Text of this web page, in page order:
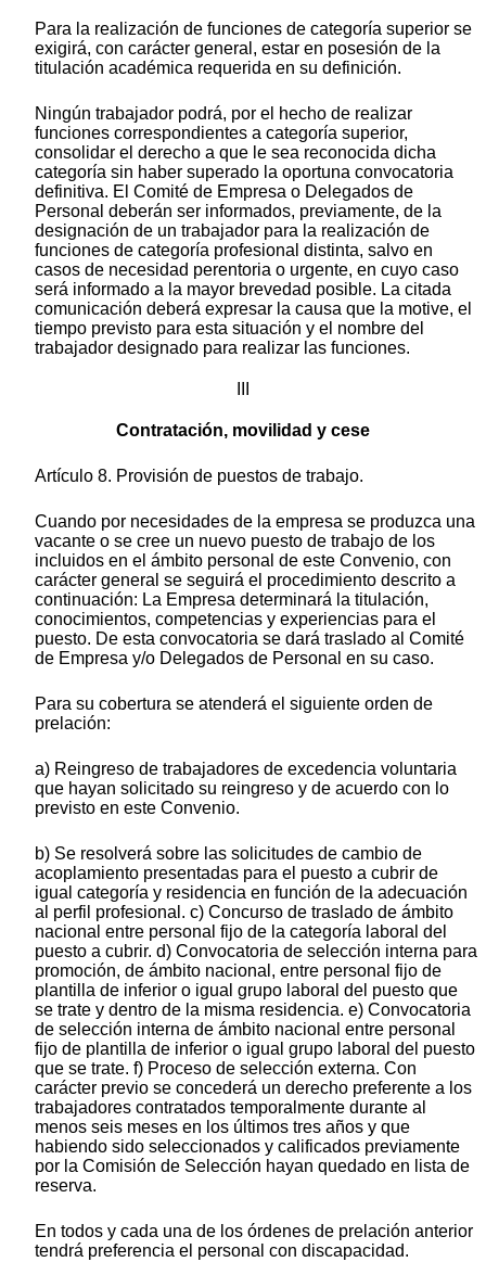
Para la realización de funciones de categoría superior se
exigirá, con carácter general, estar en posesión de la
titulación académica requerida en su definición.
Ningún trabajador podrá, por el hecho de realizar
funciones correspondientes a categoría superior,
consolidar el derecho a que le sea reconocida dicha
categoría sin haber superado la oportuna convocatoria
definitiva. El Comité de Empresa o Delegados de
Personal deberán ser informados, previamente, de la
designación de un trabajador para la realización de
funciones de categoría profesional distinta, salvo en
casos de necesidad perentoria o urgente, en cuyo caso
será informado a la mayor brevedad posible. La citada
comunicación deberá expresar la causa que la motive, el
tiempo previsto para esta situación y el nombre del
trabajador designado para realizar las funciones.
Contratación, movilidad y cese
Artículo 8. Provisión de puestos de trabajo.
Cuando por necesidades de la empresa se produzca una
vacante o se cree un nuevo puesto de trabajo de los
incluidos en el ámbito personal de este Convenio, con
carácter general se seguirá el procedimiento descrito a
continuación: La Empresa determinará la titulación,
conocimientos, competencias y experiencias para el
puesto. De esta convocatoria se dará traslado al Comité
de Empresa y/o Delegados de Personal en su caso.
Para su cobertura se atenderá el siguiente orden de
prelación:
a) Reingreso de trabajadores de excedencia voluntaria
que hayan solicitado su reingreso y de acuerdo con lo
previsto en este Convenio.
b) Se resolverá sobre las solicitudes de cambio de
acoplamiento presentadas para el puesto a cubrir de
igual categoría y residencia en función de la adecuación
al perfil profesional. c) Concurso de traslado de ámbito
nacional entre personal fijo de la categoría laboral del
puesto a cubrir. d) Convocatoria de selección interna para
promoción, de ámbito nacional, entre personal fijo de
plantilla de inferior o igual grupo laboral del puesto que
se trate y dentro de la misma residencia. e) Convocatoria
de selección interna de ámbito nacional entre personal
fijo de plantilla de inferior o igual grupo laboral del puesto
que se trate. f) Proceso de selección externa. Con
carácter previo se concederá un derecho preferente a los
trabajadores contratados temporalmente durante al
menos seis meses en los últimos tres años y que
habiendo sido seleccionados y calificados previamente
por la Comisión de Selección hayan quedado en lista de
reserva.
En todos y cada una de los órdenes de prelación anterior
tendrá preferencia el personal con discapacidad.